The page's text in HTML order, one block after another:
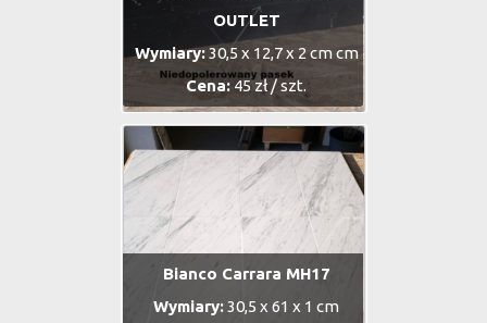
OUTLET
Wymiary:30,5 x 12,7 x 2 cm cm
Cena: 45 zł / szt.
Bianco Carrara MH17
Wymiary:30,5 x 61 x 1 cm